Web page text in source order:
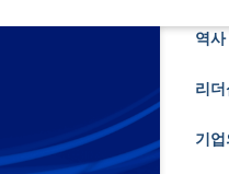
역
리
기